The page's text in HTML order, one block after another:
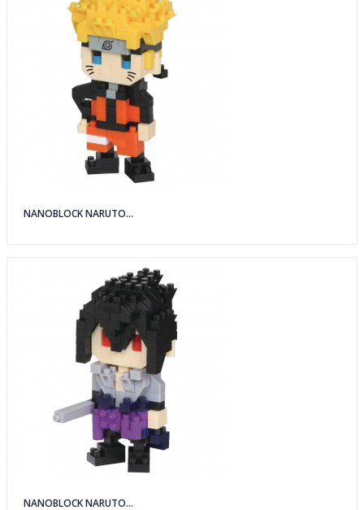
NANOBLOCK NARUTO...
NANOBLOCK NARUTO...